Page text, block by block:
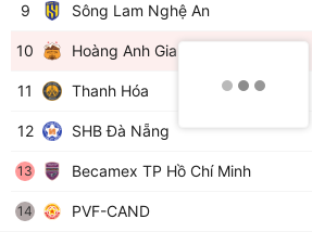
9 Sông Lam Nghệ An
10 Hoàng Anh Gia Lai
11 Thanh Hóa
12 SHB Đà Nẵng
13 Becamex TP Hồ Chí Minh
14 PVF-CAND